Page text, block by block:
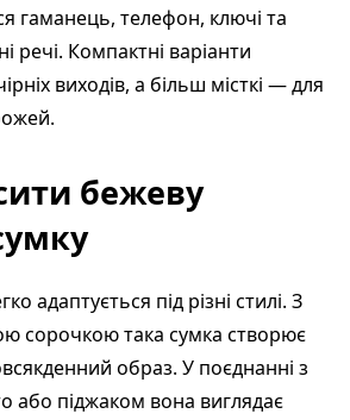
гаманець, телефон, ключі та
речі. Компактні варіанти
виходів, а більш місткі — для
бежеву
адаптується під різні стилі. З
сорочкою така сумка створює
образ. У поєднанні з
або піджаком вона виглядає